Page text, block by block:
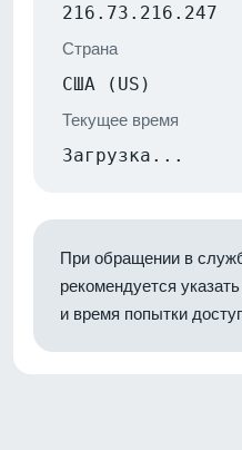
216.73.216.247
Страна
США (US)
Текущее время
Загрузка...
При обращении в
рекомендуется
и время попытки